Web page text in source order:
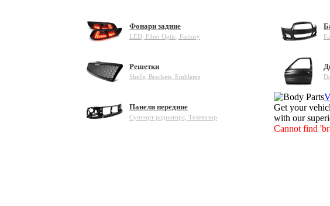
Фонари задние
LED, Fiber Optic, Factory
Решетки
Shells, Brackets, Emblems
Панели передние
Суппорт радиатора, Телевизор
Get your
with our
Cannot find